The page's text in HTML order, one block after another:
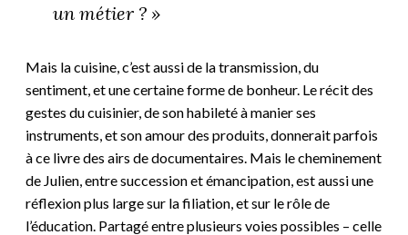
un métier ? »
Mais la cuisine, c’est aussi de la transmission, du
sentiment, et une certaine forme de bonheur. Le récit des
gestes du cuisinier, de son habileté à manier ses
instruments, et son amour des produits, donnerait parfois
à ce livre des airs de documentaires. Mais le cheminement
de Julien, entre succession et émancipation, est aussi une
réflexion plus large sur la filiation, et sur le rôle de
l’éducation. Partagé entre plusieurs voies possibles – celle